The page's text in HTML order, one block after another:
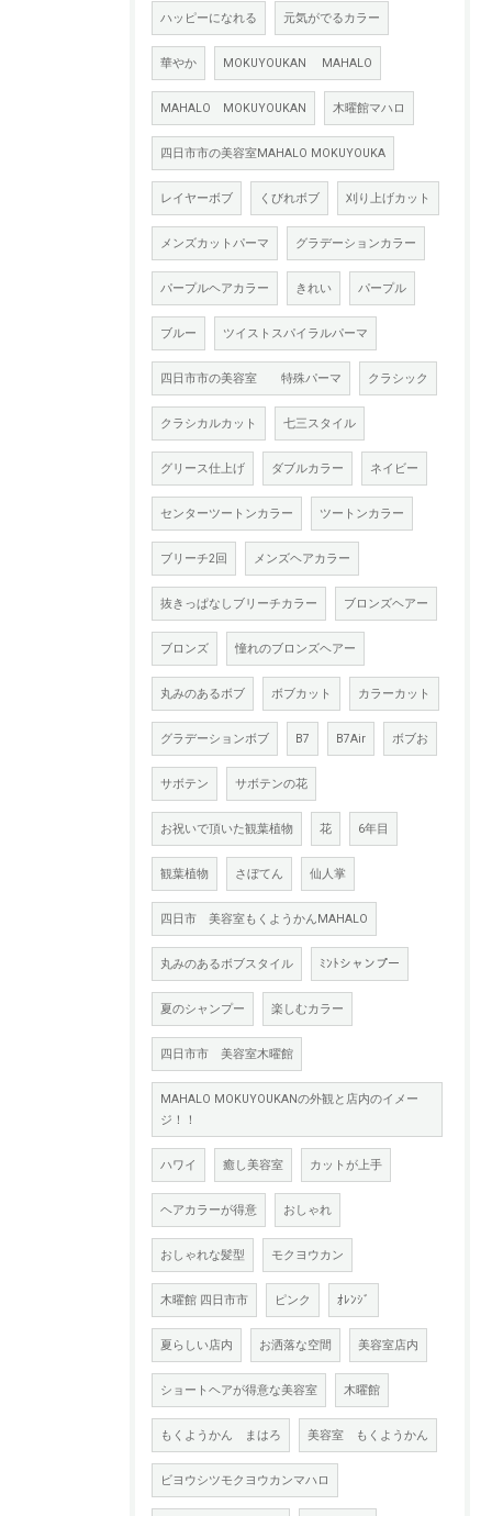
ハッピーになれる 元気がでるカラー
華やか MOKUYOUKAN MAHALO
MAHALO MOKUYOUKAN 木曜館マハロ
四日市市の美容室MAHALO MOKUYOUKA
レイヤーボブ くびれボブ 刈り上げカット
メンズカットパーマ グラデーションカラー
パープルヘアカラー きれい パープル
ブルー ツイストスパイラルパーマ
四日市市の美容室 特殊パーマ クラシック
クラシカルカット 七三スタイル
グリース仕上げ ダブルカラー ネイビー
センターツートンカラー ツートンカラー
ブリーチ2回 メンズヘアカラー
抜きっぱなしブリーチカラー ブロンズヘアー
ブロンズ 憧れのブロンズヘアー
丸みのあるボブ ボブカット カラーカット
グラデーションボブ B7 B7Air ボブお
サボテン サボテンの花
お祝いで頂いた観葉植物 花 6年目
観葉植物 さぼてん 仙人掌
四日市 美容室もくようかんMAHALO
丸みのあるボブスタイル ﾐﾝﾄシャンプー
夏のシャンプー 楽しむカラー
四日市市 美容室木曜館
MAHALO MOKUYOUKANの外観と店内のイメー
ジ！！
ハワイ 癒し美容室 カットが上手
ヘアカラーが得意 おしゃれ
おしゃれな髪型 モクヨウカン
木曜館 四日市市 ピンク ｵﾚﾝｼﾞ
夏らしい店内 お洒落な空間 美容室店内
ショートヘアが得意な美容室 木曜館
もくようかん まはろ 美容室 もくようかん
ビヨウシツモクヨウカンマハロ